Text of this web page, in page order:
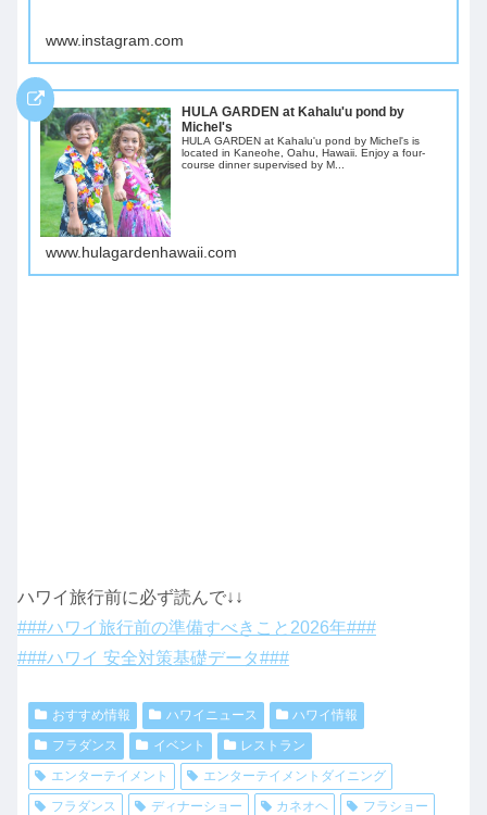
www.instagram.com
HULA GARDEN at Kahalu'u pond by
Michel's
HULA GARDEN at Kahalu'u pond by Michel's is
located in Kaneohe, Oahu, Hawaii. Enjoy a four-
course dinner supervised by M...
www.hulagardenhawaii.com
ハワイ旅行前に必ず読んで↓↓
###ハワイ旅行前の準備すべきこと2026年###
###ハワイ 安全対策基礎データ###
おすすめ情報 ハワイニュース
ハワイ情報
フラダンス
イベント
レストラン
エンターテイメント
エンターテイメントダイニング
フラダンス
ディナーショー カネオヘ
フラショー